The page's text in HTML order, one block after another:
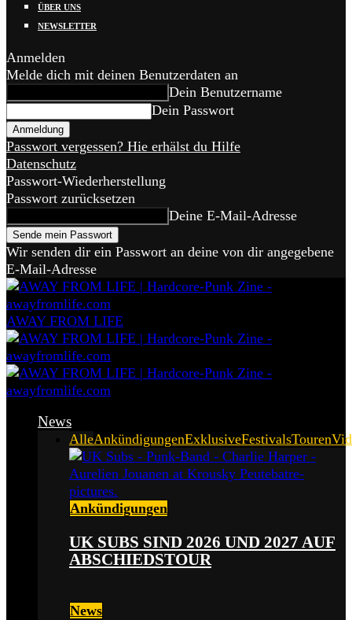
ÜBER UNS
NEWSLETTER
Anmelden
Melde dich mit deinen Benutzerdaten an
Dein Benutzername
Dein Passwort
Passwort vergessen? Hie erhälst du Hilfe
Datenschutz
Passwort-Wiederherstellung
Passwort zurücksetzen
Deine E-Mail-Adresse
Wir senden dir ein Passwort an deine von dir angegebene
E-Mail-Adresse
AWAY FROM LIFE
News
AlleAnkündigungenExklusiveFestivalsTouren
Ankündigungen
UK SUBS SIND 2026 UND 2027 AUF
ABSCHIEDSTOUR
News